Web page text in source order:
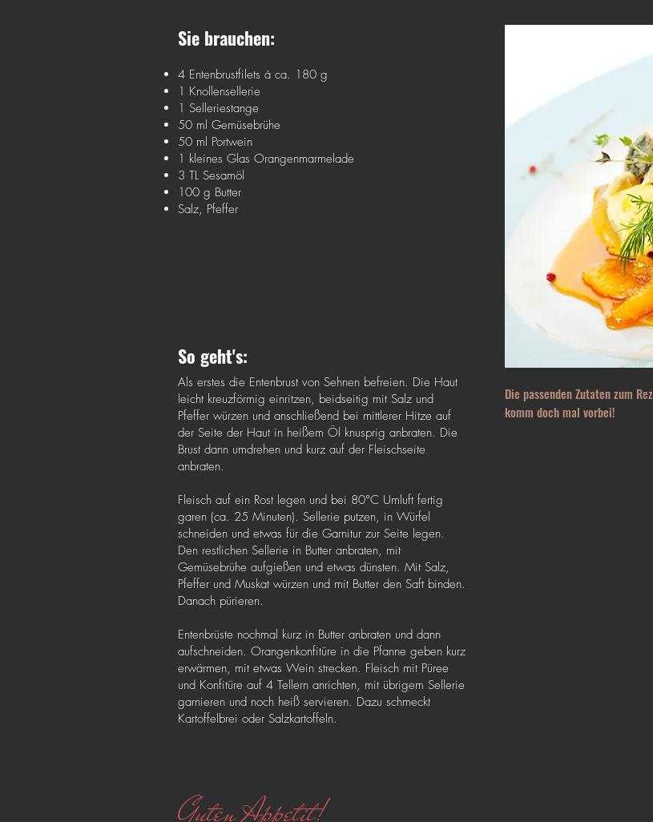
Sie brauchen:
4 Entenbrustfilets á ca. 180 g
1 Knollensellerie
1 Selleriestange
50 ml Gemüsebrühe
50 ml Portwein
1 kleines Glas Orangenmarmelade
3 TL Sesamöl
100 g Butter
Salz, Pfeffer
So geht's:
Als erstes die Entenbrust von Sehnen befreien. Die Haut
leicht kreuzförmig einritzen, beidseitig mit Salz und
Pfeffer würzen und anschließend bei mittlerer Hitze auf
der Seite der Haut in heißem Öl knusprig anbraten. Die
Brust dann umdrehen und kurz auf der Fleischseite
anbraten.
Fleisch auf ein Rost legen und bei 80°C Umluft fertig
garen (ca. 25 Minuten). Sellerie putzen, in Würfel
schneiden und etwas für die Garnitur zur Seite legen.
Den restlichen Sellerie in Butter anbraten, mit
Gemüsebrühe aufgießen und etwas dünsten. Mit Salz,
Pfeffer und Muskat würzen und mit Butter den Saft binden.
Danach pürieren.
Entenbrüste nochmal kurz in Butter anbraten und dann
aufschneiden. Orangenkonfitüre in die Pfanne geben kurz
erwärmen, mit etwas Wein strecken. Fleisch mit Püree
und Konfitüre auf 4 Tellern anrichten, mit übrigem Sellerie
garnieren und noch heiß servieren. Dazu schmeckt
Kartoffelbrei oder Salzkartoffeln.
Die passenden Zutaten zum
komm doch mal vorbei!